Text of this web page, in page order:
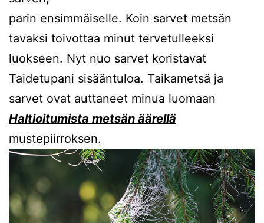
parin ensimmäiselle. Koin sarvet metsän
tavaksi toivottaa minut tervetulleeksi
luokseen. Nyt nuo sarvet koristavat
Taidetupani sisääntuloa. Taikametsä ja
sarvet ovat auttaneet minua luomaan
Haltioitumista metsän äärellä
mustepiirroksen.